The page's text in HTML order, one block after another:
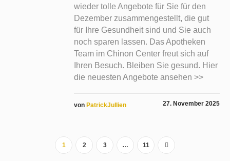
wieder tolle Angebote für Sie für den
Dezember zusammengestellt, die gut
für Ihre Gesundheit sind und Sie auch
noch sparen lassen. Das Apotheken
Team im Chinon Center freut sich auf
Ihren Besuch. Bleiben Sie gesund. Hier
die neuesten Angebote ansehen >>
27. November 2025
von PatrickJullien
1 2 3 … 11